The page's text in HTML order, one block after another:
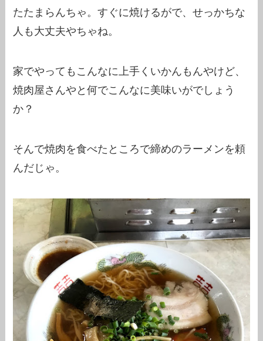
たたまらんちゃ。すぐに焼けるがで、せっかちな
人も大丈夫やちゃね。
家でやってもこんなに上手くいかんもんやけど、
焼肉屋さんやと何でこんなに美味いがでしょう
か？
そんで焼肉を食べたところで締めのラーメンを頼
んだじゃ。